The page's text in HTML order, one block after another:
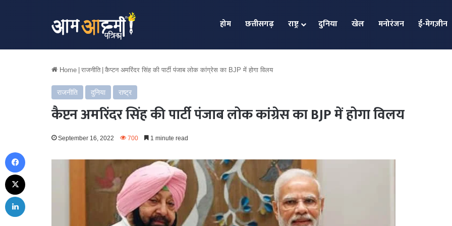
होम छत्तीसगढ़ राष्ट्र दुनिया खेल मनोरंजन ई-मेगज़ीन
Home राजनीति कैप्टन अमरिंदर सिंह की पार्टी पंजाब लोक कांग्रेस का BJP में होगा विलय
राजनीति दुनिया राष्ट्र
कैप्टन अमरिंदर सिंह की पार्टी पंजाब लोक कांग्रेस का BJP में होगा विलय
September 16, 2022 700 1 minute read